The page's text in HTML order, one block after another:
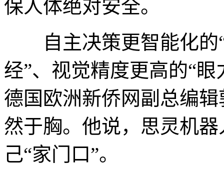
保人体绝对安全。
自主决策更智能化的“
经”、视觉精度更高的“
德国欧洲新侨网副总编
然于胸。他说，思灵机
己“家门口”。